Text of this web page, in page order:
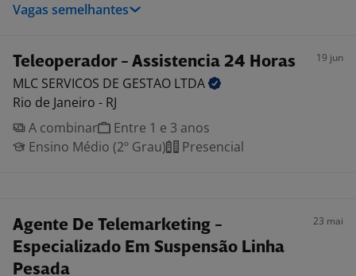
Vagas semelhantes
Teleoperador - Assistencia 24 Horas 19 jun
MLC SERVICOS DE GESTAO LTDA
Rio de Janeiro - RJ
A combinar
Entre 1 e 3 anos
Ensino Médio (2º Grau)
Presencial
Agente De Telemarketing -
Especializado Em Suspensão Linha
Pesada
23 mai